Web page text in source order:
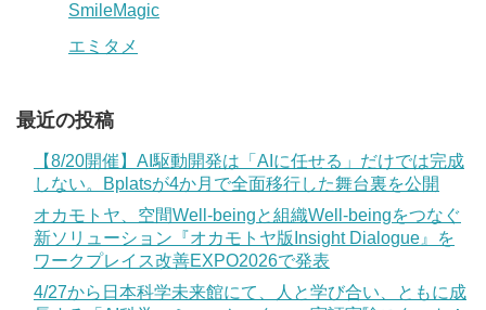
SmileMagic
エミタメ
最近の投稿
【8/20開催】AI駆動開発は「AIに任せる」だけでは完成
しない。Bplatsが4か月で全面移行した舞台裏を公開
オカモトヤ、空間Well-beingと組織Well-beingをつなぐ
新ソリューション『オカモトヤ版Insight Dialogue』を
ワークプレイス改善EXPO2026で発表
4/27から日本科学未来館にて、人と学び合い、ともに成